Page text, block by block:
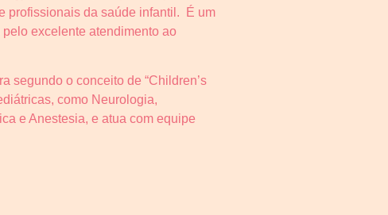
profissionais da saúde infantil. É um
excelente atendimento ao
segundo o conceito de “Children’s
como Neurologia,
e Anestesia, e atua com equipe